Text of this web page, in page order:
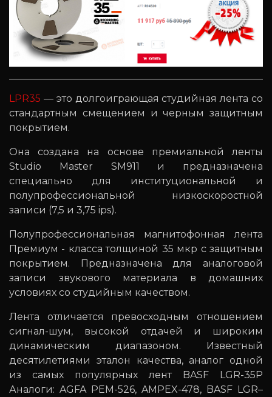
LPR35 — это долгоиграющая студийная лента со
стандартным смещением и черным защитным
покрытием.
Она создана на основе премиальной ленты
Studio Master SM911 и предназначена
специально для институциональной и
полупрофессиональной низкоскоростной
записи (7,5 и 3,75 ips).
Полупрофессиональная магнитофонная лента
Премиум - класса толщиной 35 мкр с защитным
покрытием. Предназначена для аналоговой
записи звукового материала в домашних
условиях со студийным качеством.
Лента отличается превосходным отношением
сигнал-шум, высокой отдачей и широким
динамическим диапазоном. Известный
десятилетиями эталон качества, аналог одной
из самых популярных лент BASF LGR-35P
Аналоги: AGFA PEМ-526, AMPEX-478, BASF LGR–